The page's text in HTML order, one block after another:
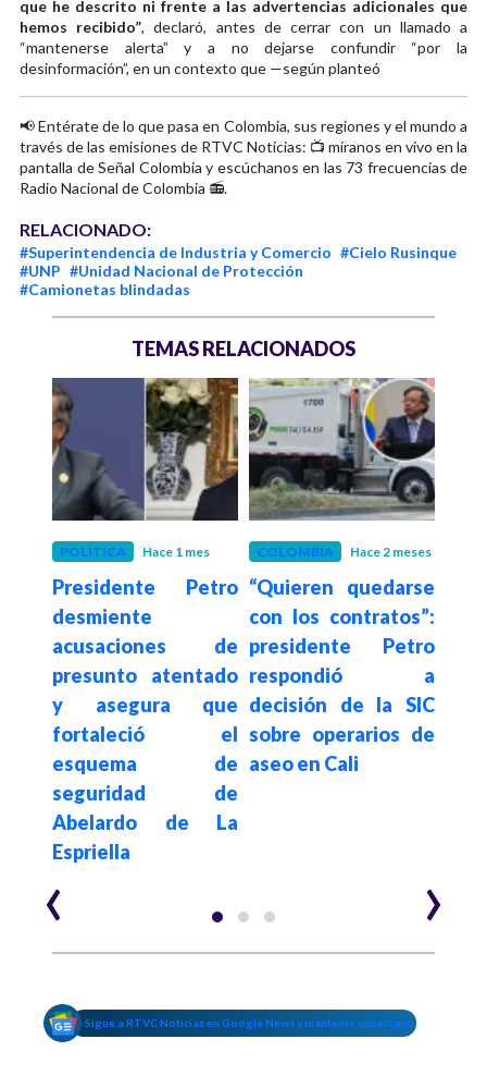
que he descrito ni frente a las advertencias adicionales que
hemos recibido”, declaró, antes de cerrar con un llamado a
“mantenerse alerta” y a no dejarse confundir “por la
desinformación”, en un contexto que —según planteó
📢 Entérate de lo que pasa en Colombia, sus regiones y el mundo a
través de las emisiones de RTVC Noticias: 📺 míranos en vivo en la
pantalla de Señal Colombia y escúchanos en las 73 frecuencias de
Radio Nacional de Colombia 📻.
RELACIONADO:
#Superintendencia de Industria y Comercio #Cielo Rusinque
#UNP #Unidad Nacional de Protección
#Camionetas blindadas
TEMAS RELACIONADOS
POLÍTICA Hace 1 mes
Presidente Petro
desmiente
acusaciones de
presunto atentado
y asegura que
fortaleció el
esquema de
seguridad de
Abelardo de La
Espriella
COLOMBIA Hace 2 meses
“Quieren quedarse
con los contratos”:
presidente Petro
respondió a
decisión de la SIC
sobre operarios de
aseo en Cali
‹ ›
Sigue a RTVC Noticias en Google News y mantente conectado